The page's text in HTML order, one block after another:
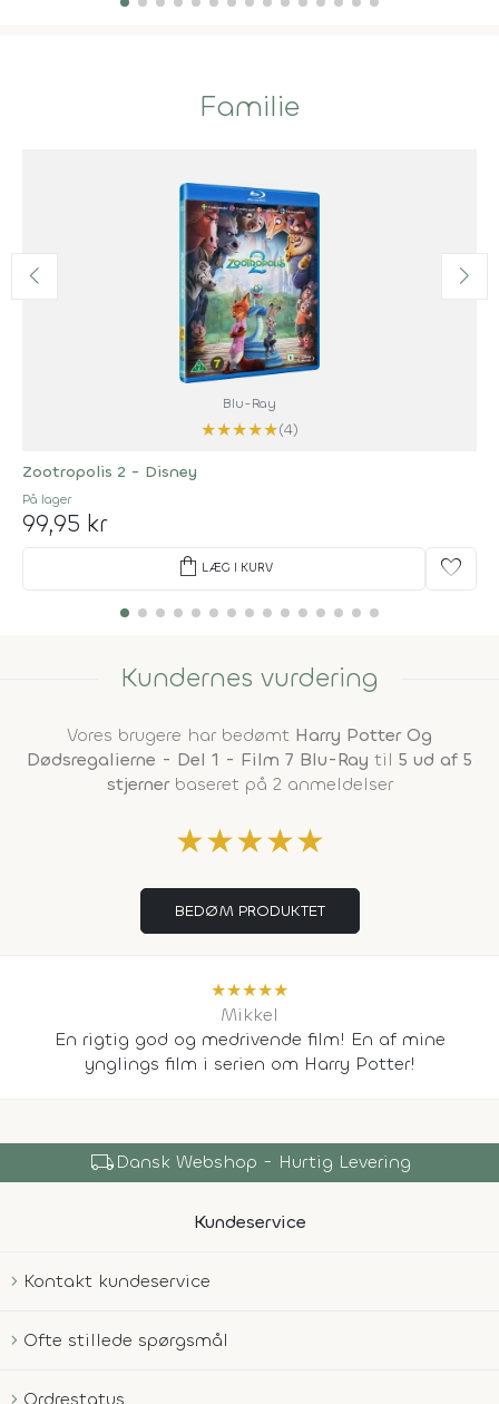
Familie
Blu-Ray
★★★★★(4)
Zootropolis 2 - Disney
På lager
99,95 kr
shopping_bag LÆG I KURV favorite
Kundernes vurdering
Vores brugere har bedømt Harry Potter Og
Dødsregalierne - Del 1 - Film 7 Blu-Ray til 5 ud af 5
stjernerbaseret på 2 anmeldelser
★★★★★
BEDØM PRODUKTET
★★★★★
Mikkel
En rigtig god og medrivende film! En af mine
ynglings film i serien om Harry Potter!
local_shippingDansk Webshop - Hurtig Levering
Kundeservice
Kontakt kundeservice
Ofte stillede spørgsmål
Ordrestatus